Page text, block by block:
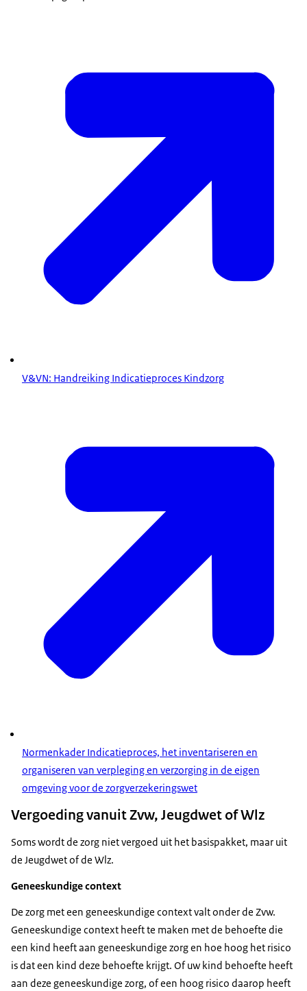
verduidelijking Zorginstituut van begrippen bij
kindzorg
V&VN: Handreiking Indicatieproces Kindzorg
Normenkader Indicatieproces, het inventariseren en
organiseren van verpleging en verzorging in de eigen
omgeving voor de zorgverzekeringswet
Vergoeding vanuit Zvw, Jeugdwet of Wlz
Soms wordt de zorg niet vergoed uit het basispakket, maar uit
de Jeugdwet of de Wlz.
Geneeskundige context
De zorg met een geneeskundige context valt onder de Zvw.
Geneeskundige context heeft te maken met de behoefte die
een kind heeft aan geneeskundige zorg en hoe hoog het risico
is dat een kind deze behoefte krijgt. Of uw kind behoefte heeft
aan deze geneeskundige zorg, of een hoog risico daarop heeft